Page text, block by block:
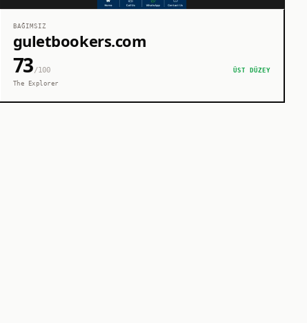
BAĞIMSIZ
guletbookers.com
73/100
ÜST DÜZEY
The Explorer